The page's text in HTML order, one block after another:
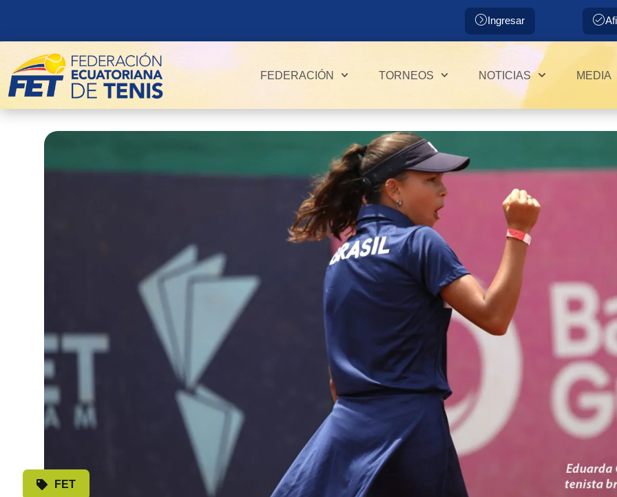
Ingresar
FEDERACIÓN TORNEOS NOTICIAS MEDIA
FET